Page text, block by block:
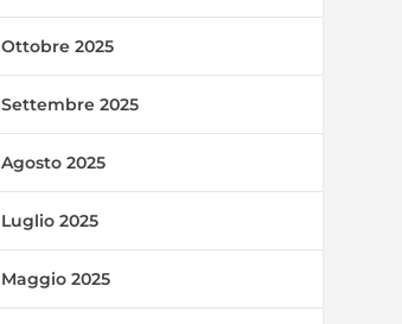
Ottobre 2025
Settembre 2025
Agosto 2025
Luglio 2025
Maggio 2025